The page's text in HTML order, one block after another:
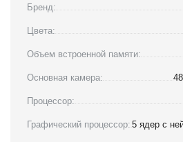
Бренд:
Цвета:
Объем встроенной памяти:
Основная камера:
Процессор:
Графический процессор: 5 ядер с